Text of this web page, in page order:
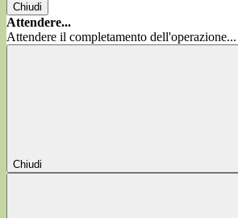
Chiudi
Attendere...
Attendere il completamento dell'operazione...
Chiudi